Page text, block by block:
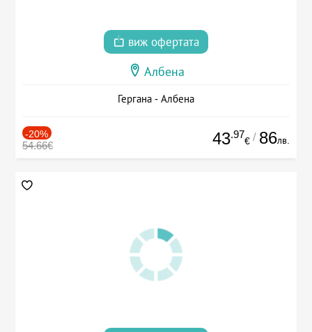
виж офертата
Албена
Гергана - Албена
-20%
54.66€ 43.97
€ / 86лв.